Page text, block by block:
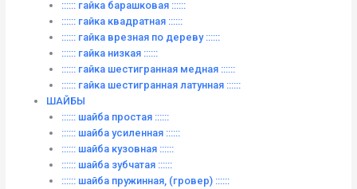
:::::: гайка барашковая ::::::
:::::: гайка квадратная ::::::
:::::: гайка врезная по дереву ::::::
:::::: гайка низкая ::::::
:::::: гайка шестигранная медная ::::::
:::::: гайка шестигранная латунная ::::::
ШАЙБЫ
:::::: шайба простая ::::::
:::::: шайба усиленная ::::::
:::::: шайба кузовная ::::::
:::::: шайба зубчатая ::::::
:::::: шайба пружинная, (гровер) ::::::